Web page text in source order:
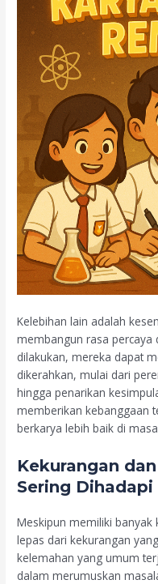
Kelebihan lain adalah
membangun rasa percaya
dilakukan, mereka dapat
dikerahkan, mulai dari
hingga penarikan
memberikan kebanggaan
berkarya lebih baik di
Kekurangan
Sering
Meskipun memiliki
lepas dari kekurangan
kelemahan yang umum
dalam merumuskan